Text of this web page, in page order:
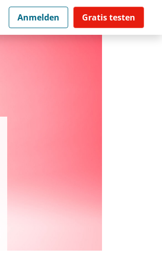
Anmelden Gratis testen